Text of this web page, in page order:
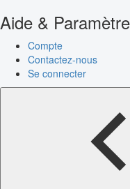
Aide &
Compte
Contactez-nous
Se connecter